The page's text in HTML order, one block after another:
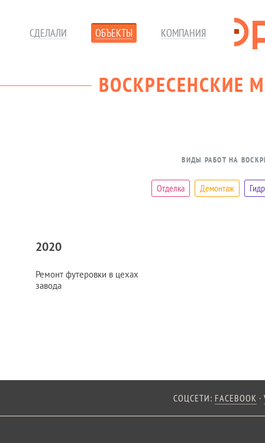
СДЕЛАЛИ ОБЪЕКТЫ КОМПАНИЯ
ВОСКРЕСЕНСКИЕ
ВИДЫ РАБОТ НА
Отделка Демонтаж
2020
Ремонт футеровки в цехах
завода
СОЦСЕТИ: FACEBOOK ·